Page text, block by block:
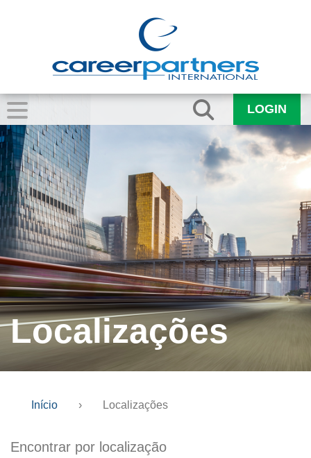
LOGIN
Localizações
Início › Localizações
Encontrar por localização